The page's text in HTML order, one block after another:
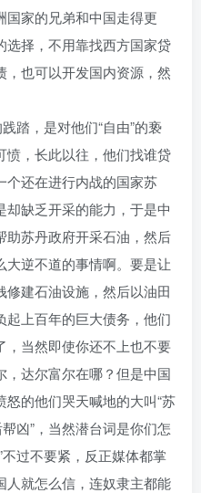
国家的兄弟和中国走得更
选择，不用靠找西方国家贷
也可以开发国内资源，然
踏，是对他们“自由”的亵
愤，长此以往，他们找谁贷
个还在进行内战的国家苏
缺乏开采的能力，于是中
助苏丹政府开采石油，然后
逆不道的事情啊。要是让
建石油设施，然后以油田
上百年的巨大债务，他们
，当然即使你还不上也不要
，达尔富尔在哪？但是中国
的他们哭天喊地的大叫“苏
凶”，当然潜台词是你们怎
过不要紧，反正媒体都掌
人就怎么信，连奴隶主都能